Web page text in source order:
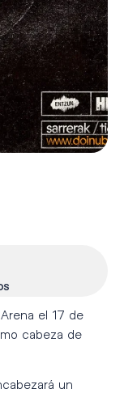
el 17 de
cabeza de
un